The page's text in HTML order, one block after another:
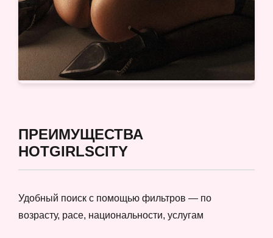
ПРЕИМУЩЕСТВА
HOTGIRLSCITY
Удобный поиск с помощью фильтров — по
возрасту, расе, национальности, услугам